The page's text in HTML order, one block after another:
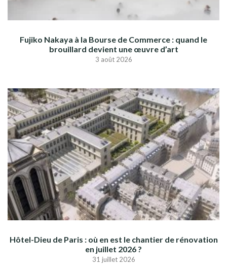
Fujiko Nakaya à la Bourse de Commerce : quand le
brouillard devient une œuvre d’art
3 août 2026
Hôtel-Dieu de Paris : où en est le chantier de rénovation
en juillet 2026 ?
31 juillet 2026